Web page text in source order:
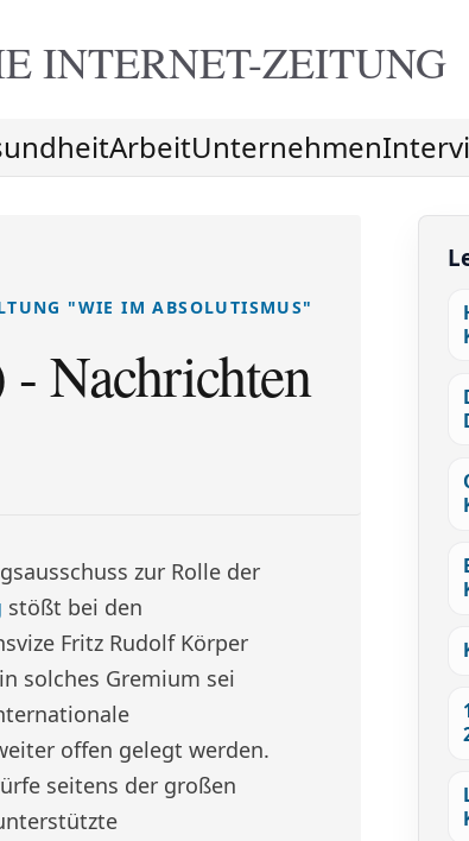
INTERNET-ZEITUNG
ArbeitUnternehmen
"WIE IM ABSOLUTISMUS"
Nachrichten
zur Rolle der
stößt bei den
Fritz Rudolf Körper
solches Gremium sei
offen gelegt werden.
seitens der großen